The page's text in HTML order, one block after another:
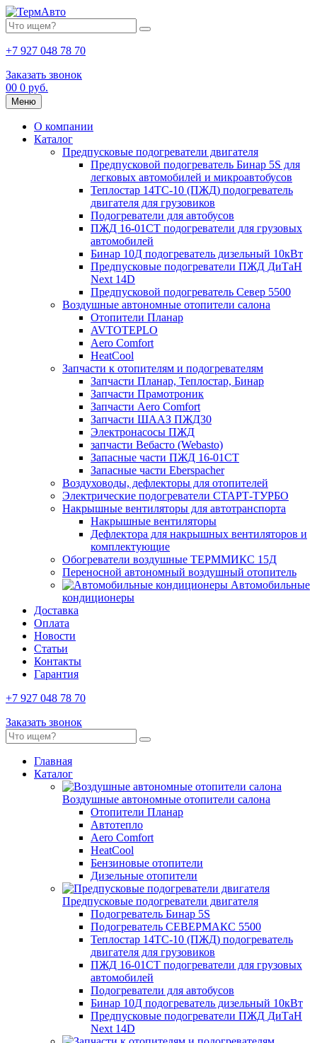
+7 927 048 78 70
Заказать звонок
00 0 руб.
Меню
О компании
Каталог
Предпусковые подогреватели двигателя
Предпусковой подогреватель Бинар 5S для
легковых автомобилей и микроавтобусов
Теплостар 14ТС-10 (ПЖД) подогреватель
двигателя для грузовиков
Подогреватели для автобусов
ПЖД 16-01СТ подогреватели для грузовых
автомобилей
Бинар 10Д подогреватель дизельный 10кВт
Предпусковые подогреватели ПЖД ДиТаН
Next 14D
Предпусковой подогреватель Север 5500
Воздушные автономные отопители салона
Отопители Планар
AVTOTEPLO
Aero Comfort
HeatCool
Запчасти к отопителям и подогревателям
Запчасти Планар, Теплостар, Бинар
Запчасти Прамотроник
Запчасти Aero Comfort
Запчасти ШААЗ ПЖД30
Электронасосы ПЖД
запчасти Вебасто (Webasto)
Запасные части ПЖД 16-01СТ
Запасные части Eberspacher
Воздуховоды, дефлекторы для отопителей
Электрические подогреватели СТАРТ-ТУРБО
Накрышные вентиляторы для автотранспорта
Накрышные вентиляторы
Дефлектора для накрышных вентиляторов и
комплектующие
Обогреватели воздушные ТЕРММИКС 15Д
Переносной автономный воздушный отопитель
Автомобильные
кондиционеры
Доставка
Оплата
Новости
Статьи
Контакты
Гарантия
+7 927 048 78 70
Заказать звонок
Главная
Каталог
Воздушные автономные отопители салона
Отопители Планар
Автотепло
Aero Comfort
HeatCool
Бензиновые отопители
Дизельные отопители
Предпусковые подогреватели двигателя
Подогреватель Бинар 5S
Подогреватель СЕВЕРМАКС 5500
Теплостар 14ТС-10 (ПЖД) подогреватель
двигателя для грузовиков
ПЖД 16-01СТ подогреватели для грузовых
автомобилей
Подогреватели для автобусов
Бинар 10Д подогреватель дизельный 10кВт
Предпусковые подогреватели ПЖД ДиТаН
Next 14D